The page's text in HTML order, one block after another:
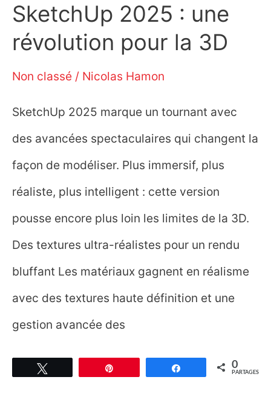
SketchUp 2025 : une
révolution pour la 3D
Non classé / Nicolas Hamon
SketchUp 2025 marque un tournant avec
des avancées spectaculaires qui changent la
façon de modéliser. Plus immersif, plus
réaliste, plus intelligent : cette version
pousse encore plus loin les limites de la 3D.
Des textures ultra-réalistes pour un rendu
bluffant Les matériaux gagnent en réalisme
avec des textures haute définition et une
gestion avancée des
Partagez 0
PARTAGES